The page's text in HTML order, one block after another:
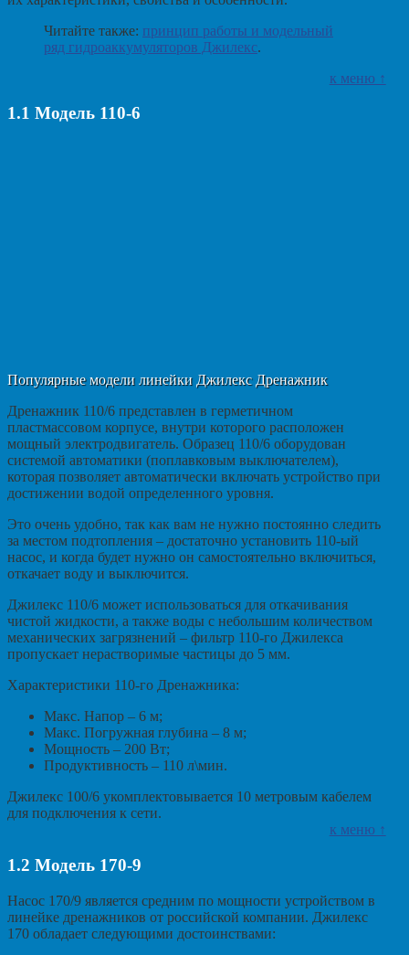
Читайте также: принцип работы и модельный
ряд гидроаккумуляторов Джилекс.
к меню ↑
1.1 Модель 110-6
Популярные модели линейки Джилекс Дренажник
Дренажник 110/6 представлен в герметичном
пластмассовом корпусе, внутри которого расположен
мощный электродвигатель. Образец 110/6 оборудован
системой автоматики (поплавковым выключателем),
которая позволяет автоматически включать устройство при
достижении водой определенного уровня.
Это очень удобно, так как вам не нужно постоянно следить
за местом подтопления – достаточно установить 110-ый
насос, и когда будет нужно он самостоятельно включиться,
откачает воду и выключится.
Джилекс 110/6 может использоваться для откачивания
чистой жидкости, а также воды с небольшим количеством
механических загрязнений – фильтр 110-го Джилекса
пропускает нерастворимые частицы до 5 мм.
Характеристики 110-го Дренажника:
Макс. Напор – 6 м;
Макс. Погружная глубина – 8 м;
Мощность – 200 Вт;
Продуктивность – 110 л\мин.
Джилекс 100/6 укомплектовывается 10 метровым кабелем
для подключения к сети.
к меню ↑
1.2 Модель 170-9
Насос 170/9 является средним по мощности устройством в
линейке дренажников от российской компании. Джилекс
170 обладает следующими достоинствами: